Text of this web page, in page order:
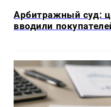
Арбитражный суд:
вводили